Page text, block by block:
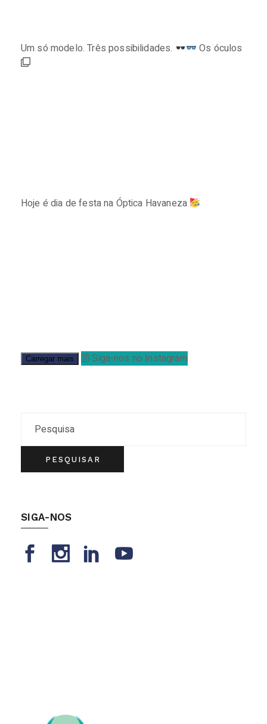
Um só modelo. Três possibilidades. Os óculos
Hoje é dia de festa na Óptica Havaneza
Carregar mais Siga-nos no Instagram
PESQUISAR
SIGA-NOS